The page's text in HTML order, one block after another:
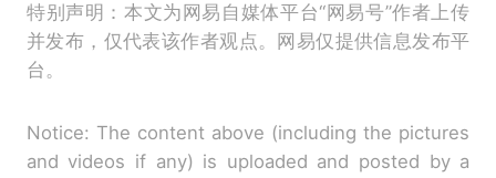
特别声明：本文为网易自媒体平台“网易号”作者上传
并发布，仅代表该作者观点。网易仅提供信息发布平
台。
Notice: The content above (including the pictures
and videos if any) is uploaded and posted by a